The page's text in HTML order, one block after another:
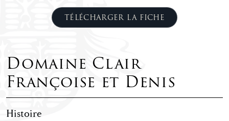
TÉLÉCHARGER LA FICHE
Domaine Clair
Françoise et Denis
Histoire